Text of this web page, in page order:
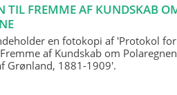
TIL FREMME AF KUNDSKAB
en fotokopi af 'Protokol for
af Kundskab om
Grønland, 1881-1909'.